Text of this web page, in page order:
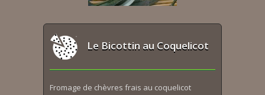
Le Bicottin au Coquelicot
Fromage de chèvres frais au coquelicot